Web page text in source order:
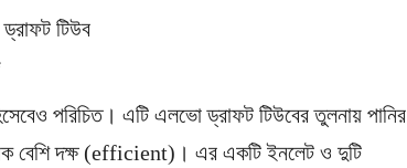
পরিচিত। এটি এলভো ড্রাফট টিউবের তুলনায় পানির
বেশি দক্ষ (efficient)। এর একটি ইনলেট ও দুটি